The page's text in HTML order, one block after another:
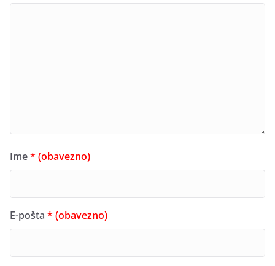
Ime* (obavezno)
E-pošta * (obavezno)